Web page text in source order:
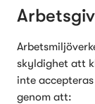
skyldighet att
inte
genom att: